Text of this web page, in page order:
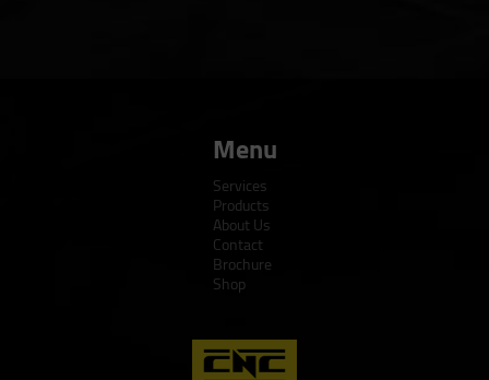
Menu
Services
Products
About Us
Contact
Brochure
Shop